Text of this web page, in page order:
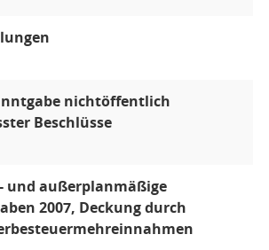
nichtöffentlich
Beschlüsse
und außerplanmäßige
2007, Deckung durch